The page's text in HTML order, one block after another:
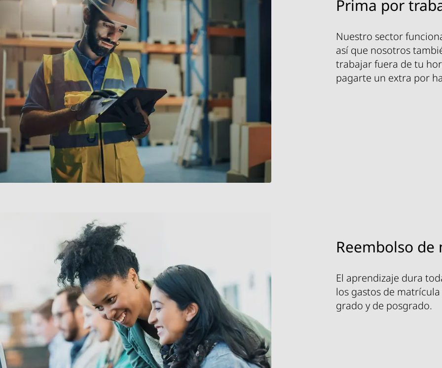
Prima por
Nuestro sector
así que nosotros
trabajar fuera de tu
pagarte un extra por
Reembolso
El aprendizaje dura
los gastos de
grado y de posgrado.